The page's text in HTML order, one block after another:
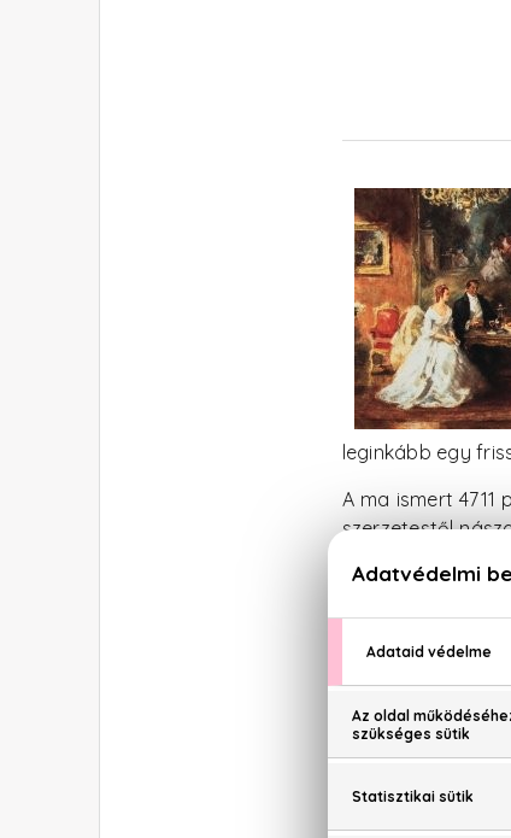
leginkább egy
A ma ismert 4711
szerzetestől
Cologne-ként
kölni hivatalos
irányítását, és a
használni a cég
A 4711
Bonaparte
sajátjának